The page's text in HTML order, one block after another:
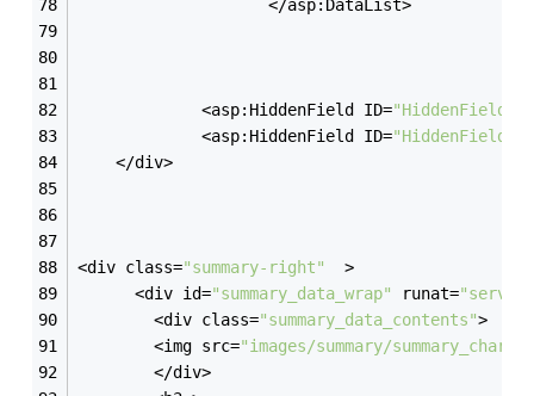
                    </asp:DataList>
             <asp:HiddenField ID=
"HiddenField1"
             <asp:HiddenField ID=
"HiddenField2"
	</div>
<div class="summary-right"
  >
      <div id=
"summary_data_wrap" runat=
		<div class=
"summary_data_contents">
		<img src=
"images/summary/
		</div>